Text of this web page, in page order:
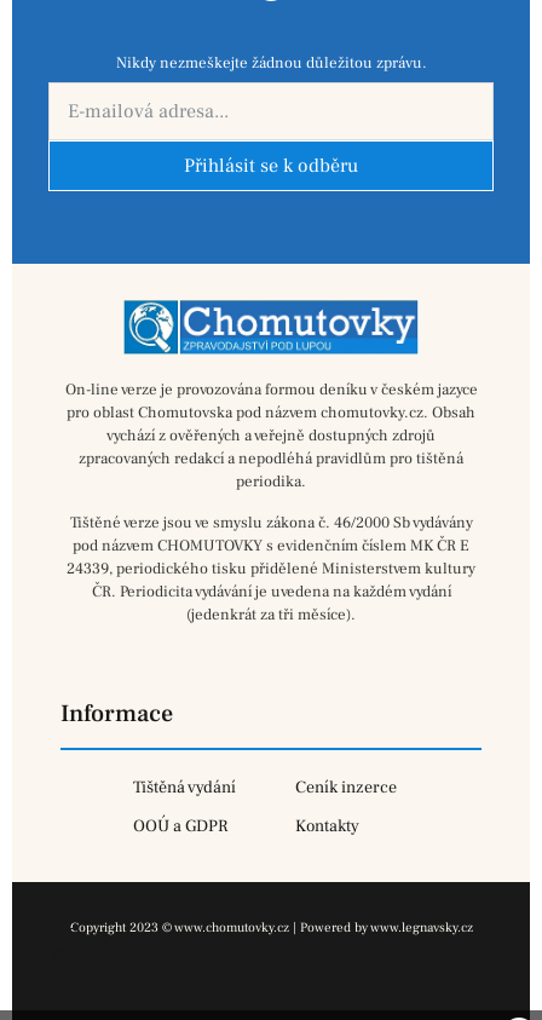
Nikdy nezmeškejte žádnou důležitou zprávu.
Přihlásit se k odběru
On-line verze je provozována formou deníku v českém jazyce
pro oblast Chomutovska pod názvem chomutovky.cz. Obsah
vychází z ověřených a veřejně dostupných zdrojů
zpracovaných redakcí a nepodléhá pravidlům pro tištěná
periodika.
Tištěné verze jsou ve smyslu zákona č. 46/2000 Sb vydávány
pod názvem CHOMUTOVKY s evidenčním číslem MK ČR E
24339, periodického tisku přidělené Ministerstvem kultury
ČR. Periodicita vydávání je uvedena na každém vydání
(jedenkrát za tři měsíce).
Informace
Tištěná vydání
Ceník inzerce
OOÚ a GDPR
Kontakty
Copyright 2023 © www.chomutovky.cz | Powered by www.legnavsky.cz